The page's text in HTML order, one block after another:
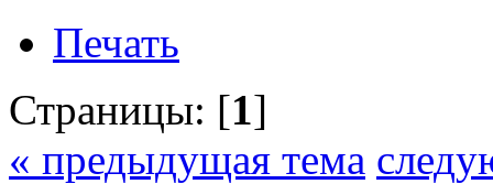
Печать
Страницы: [1]
« предыдущая тема